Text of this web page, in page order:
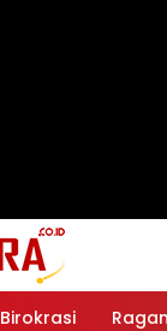
Birokrasi